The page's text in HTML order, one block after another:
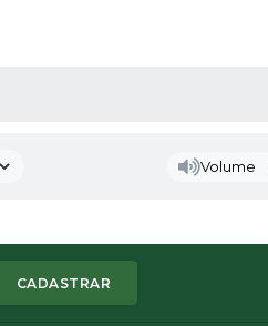
Volume
CADASTRAR